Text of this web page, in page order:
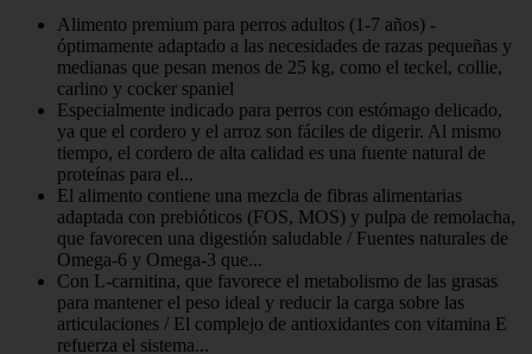
Alimento premium para perros adultos (1-7 años) -
óptimamente adaptado a las necesidades de razas pequeñas y
medianas que pesan menos de 25 kg, como el teckel, collie,
carlino y cocker spaniel
Especialmente indicado para perros con estómago delicado,
ya que el cordero y el arroz son fáciles de digerir. Al mismo
tiempo, el cordero de alta calidad es una fuente natural de
proteínas para el...
El alimento contiene una mezcla de fibras alimentarias
adaptada con prebióticos (FOS, MOS) y pulpa de remolacha,
que favorecen una digestión saludable / Fuentes naturales de
Omega-6 y Omega-3 que...
Con L-carnitina, que favorece el metabolismo de las grasas
para mantener el peso ideal y reducir la carga sobre las
articulaciones / El complejo de antioxidantes con vitamina E
refuerza el sistema...